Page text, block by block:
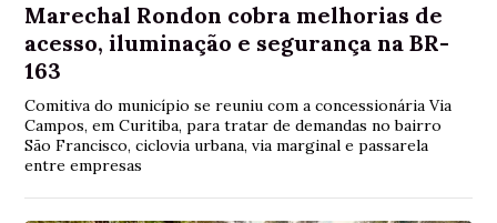
Marechal Rondon cobra melhorias de
acesso, iluminação e segurança na BR-
163
Comitiva do município se reuniu com a concessionária Via
Campos, em Curitiba, para tratar de demandas no bairro
São Francisco, ciclovia urbana, via marginal e passarela
entre empresas